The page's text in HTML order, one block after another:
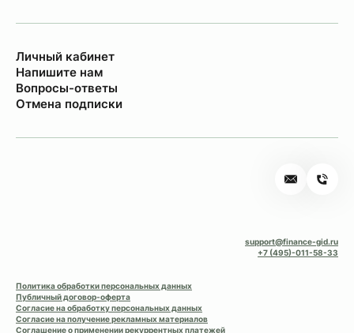
Личный кабинет
Напишите нам
Вопросы-ответы
Отмена подписки
support@finance-gid.ru
+7 (495)-011-58-33
Политика обработки персональных данных
Публичный договор-оферта
Согласие на обработку персональных данных
Согласие на получение рекламных материалов
Соглашение о применении рекуррентных платежей